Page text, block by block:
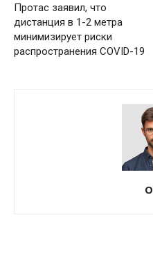
Протас заявил, что
дистанция в 1-2 метра
минимизирует риски
распространения COVID-19